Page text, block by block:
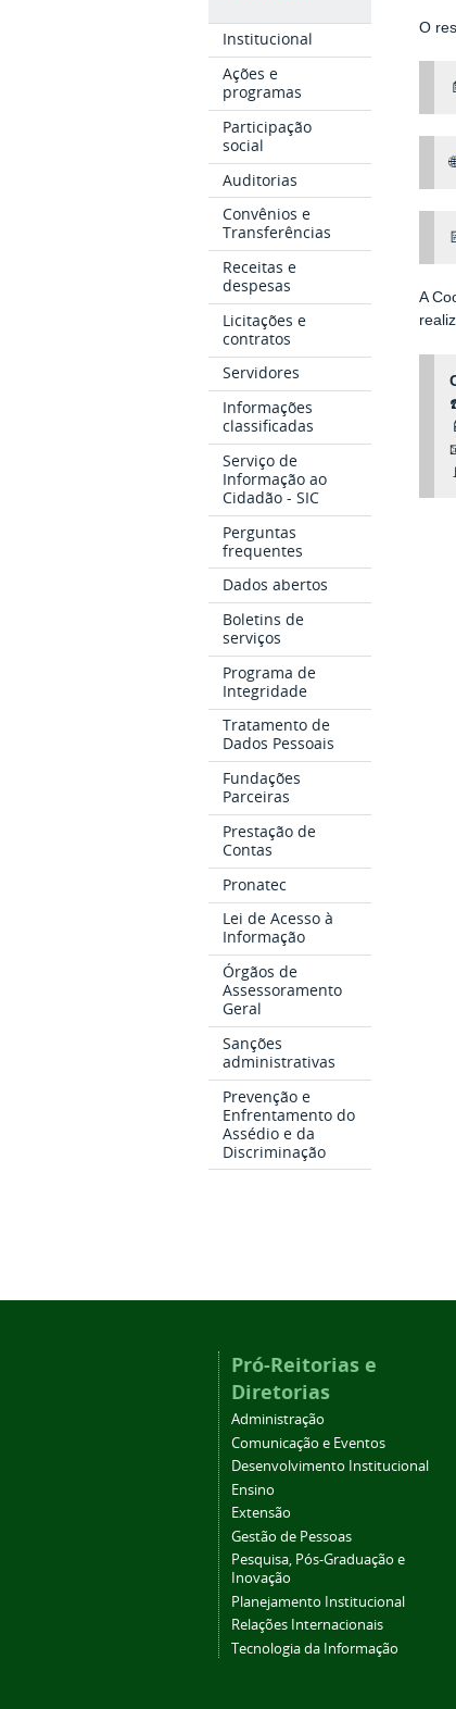
Institucional
Ações e
programas
Participação
social
Auditorias
Convênios e
Transferências
Receitas e
despesas
Licitações e
contratos
Servidores
Informações
classificadas
Serviço de
Informação ao
Cidadão - SIC
Perguntas
frequentes
Dados abertos
Boletins de
serviços
Programa de
Integridade
Tratamento de
Dados Pessoais
Fundações
Parceiras
Prestação de
Contas
Pronatec
Lei de Acesso à
Informação
Órgãos de
Assessoramento
Geral
Sanções
administrativas
Prevenção e
Enfrentamento do
Assédio e da
Discriminação
O
A
Pró-Reitorias e
Diretorias
Administração
Comunicação e Eventos
Desenvolvimento Institucional
Ensino
Extensão
Gestão de Pessoas
Pesquisa, Pós-Graduação e
Inovação
Planejamento Institucional
Relações Internacionais
Tecnologia da Informação